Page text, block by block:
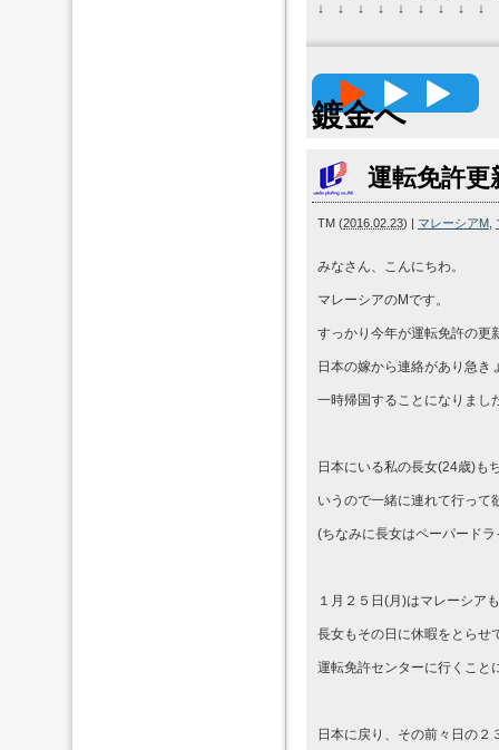
↓ ↓ ↓ ↓ ↓ ↓ ↓ ↓ ↓
高精度
鍍金へ
運転免許更
TM (2016.02.23) | マレーシアM
みなさん、こんにちわ。
マレーシアのMです。
すっかり今年が運転免許の更
日本の嫁から連絡があり急き
一時帰国することになりまし
日本にいる私の長女(24歳)も
いうので一緒に連れて行って
(ちなみに長女はペーパードラ
１月２５日(月)はマレーシア
長女もその日に休暇をとらせ
運転免許センターに行くこと
日本に戻り、その前々日の２